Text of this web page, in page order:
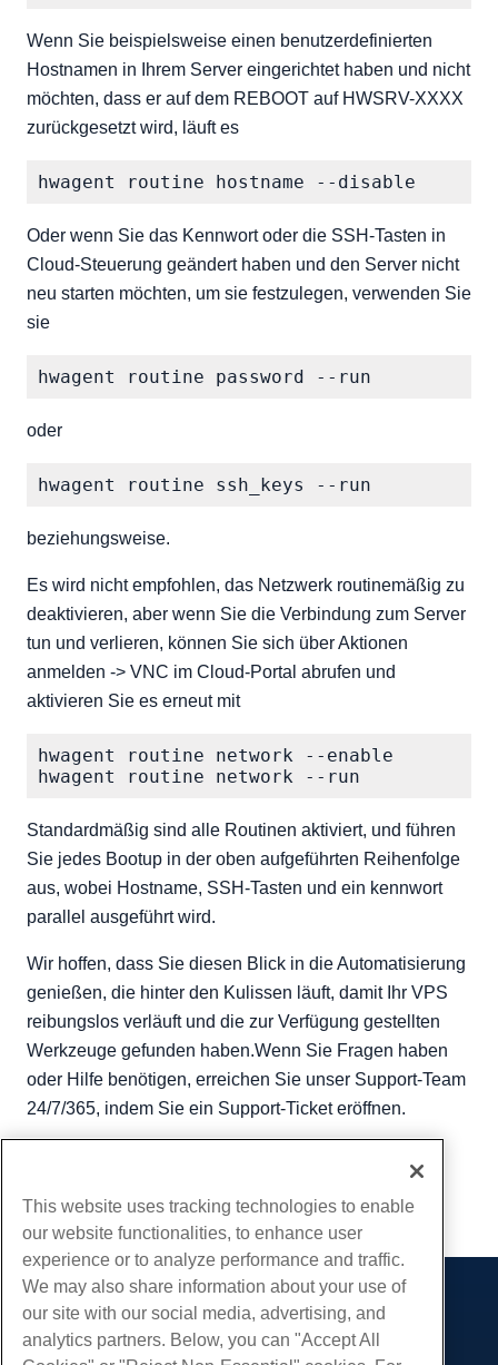
Wenn Sie beispielsweise einen benutzerdefinierten
Hostnamen in Ihrem Server eingerichtet haben und nicht
möchten, dass er auf dem REBOOT auf HWSRV-XXXX
zurückgesetzt wird, läuft es
Oder wenn Sie das Kennwort oder die SSH-Tasten in
Cloud-Steuerung geändert haben und den Server nicht
neu starten möchten, um sie festzulegen, verwenden Sie
sie
oder
beziehungsweise.
Es wird nicht empfohlen, das Netzwerk routinemäßig zu
deaktivieren, aber wenn Sie die Verbindung zum Server
tun und verlieren, können Sie sich über Aktionen
anmelden -> VNC im Cloud-Portal abrufen und
aktivieren Sie es erneut mit
hwagent routine network --enable
Standardmäßig sind alle Routinen aktiviert, und führen
Sie jedes Bootup in der oben aufgeführten Reihenfolge
aus, wobei Hostname, SSH-Tasten und ein kennwort
parallel ausgeführt wird.
Wir hoffen, dass Sie diesen Blick in die Automatisierung
genießen, die hinter den Kulissen läuft, damit Ihr VPS
reibungslos verläuft und die zur Verfügung gestellten
Werkzeuge gefunden haben.Wenn Sie Fragen haben
oder Hilfe benötigen, erreichen Sie unser Support-Team
24/7/365, indem Sie ein Support-Ticket eröffnen.
Kopieren URL
Produkte
Web-Hosting
Dienstleistungen
This website uses tracking technologies to enable
our website functionalities, to enhance user
experience or to analyze performance and traffic.
We may also share information about your use of
our site with our social media, advertising, and
analytics partners. Below, you can "Accept All